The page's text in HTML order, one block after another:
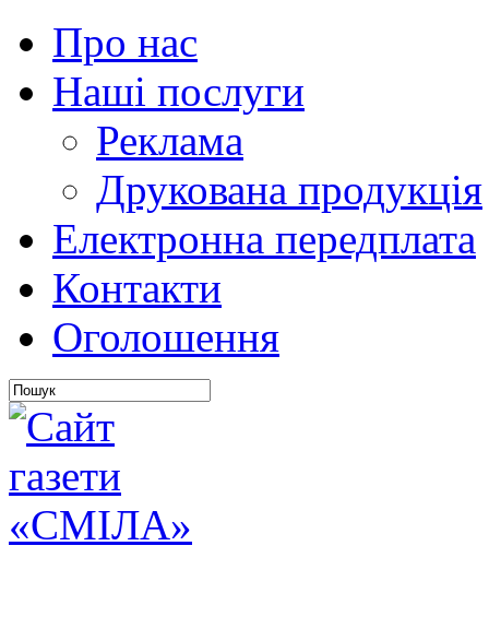
Про нас
Наші послуги
Реклама
Друкована продукція
Електронна передплата
Контакти
Оголошення